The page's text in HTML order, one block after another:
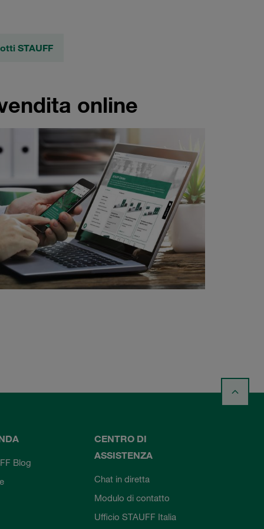
STAUFF
online
Blog
CENTRO DI
ASSISTENZA
Chat in diretta
Modulo di contatto
Ufficio STAUFF Italia